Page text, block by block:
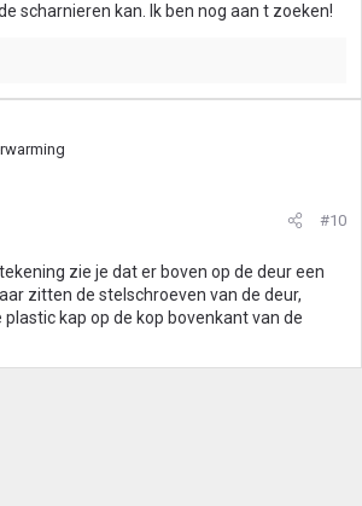
scharnieren kan. Ik ben nog aan t zoeken!
#10
zie je dat er boven op de deur een
zitten de stelschroeven van de deur,
kap op de kop bovenkant van de